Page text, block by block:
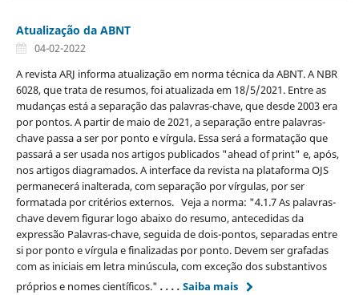
Atualização da ABNT
04-02-2022
A revista ARJ informa atualização em norma técnica da ABNT. A NBR
6028, que trata de resumos, foi atualizada em 18/5/2021. Entre as
mudanças está a separação das palavras-chave, que desde 2003 era
por pontos. A partir de maio de 2021, a separação entre palavras-
chave passa a ser por ponto e vírgula. Essa será a formatação que
passará a ser usada nos artigos publicados "ahead of print" e, após,
nos artigos diagramados. A interface da revista na plataforma OJS
permanecerá inalterada, com separação por vírgulas, por ser
formatada por critérios externos. Veja a norma: "4.1.7 As palavras-
chave devem figurar logo abaixo do resumo, antecedidas da
expressão Palavras-chave, seguida de dois-pontos, separadas entre
si por ponto e vírgula e finalizadas por ponto. Devem ser grafadas
com as iniciais em letra minúscula, com exceção dos substantivos
próprios e nomes científicos." . . . . Saiba mais